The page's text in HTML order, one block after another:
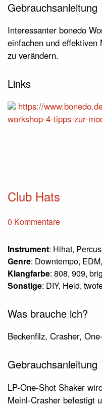
Gebrauchsanleitung
Interessanter bonedo
einfachen und
zu verändern.
Links
https://
workshop-4-tipps-zur-
Club Hats
0 Kommentare
Instrument: Hihat,
Genre: Downtempo,
Klangfarbe: 808, 909,
Sonstige: DIY, Held,
Was brauche ich?
Beckenfilz, Crasher,
Gebrauchsanleitung
LP-One-Shot Shaker
Meinl-Crasher befestigt